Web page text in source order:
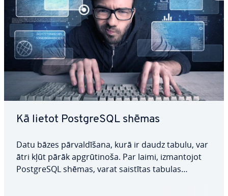
Kā lietot PostgreSQL shēmas
Datu bāzes pār­val­dī­ša­na, kurā ir daudz tabulu, var
ātri kļūt pārāk ap­grū­ti­no­ša. Par laimi, iz­man­to­jot
PostgreSQL shēmas, varat saistītas tabulas